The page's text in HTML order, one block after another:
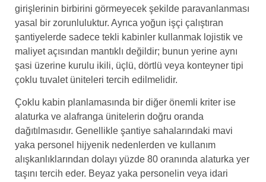
girişlerinin birbirini görmeyecek şekilde paravanlanması
yasal bir zorunluluktur. Ayrıca yoğun işçi çalıştıran
şantiyelerde sadece tekli kabinler kullanmak lojistik ve
maliyet açısından mantıklı değildir; bunun yerine aynı
şasi üzerine kurulu ikili, üçlü, dörtlü veya konteyner tipi
çoklu tuvalet üniteleri tercih edilmelidir.
Çoklu kabin planlamasında bir diğer önemli kriter ise
alaturka ve alafranga ünitelerin doğru oranda
dağıtılmasıdır. Genellikle şantiye sahalarındaki mavi
yaka personel hijyenik nedenlerden ve kullanım
alışkanlıklarından dolayı yüzde 80 oranında alaturka yer
taşını tercih eder. Beyaz yaka personelin veya idari